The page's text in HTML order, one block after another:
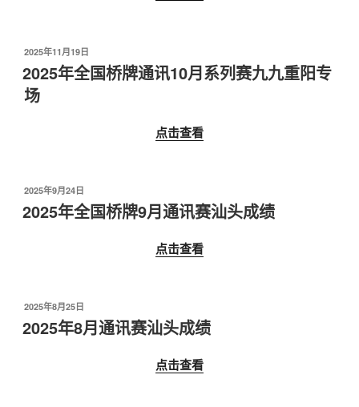
发
布
于
2025年11月19日
2025年全国桥牌通讯10月系列赛九九重阳专
场
点击查看
发
布
于
2025年9月24日
2025年全国桥牌9月通讯赛汕头成绩
点击查看
发
布
于
2025年8月25日
2025年8月通讯赛汕头成绩
点击查看